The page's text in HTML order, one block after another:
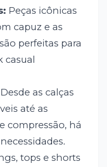
Peças icônicas
capuz e as
perfeitas para
casual
Desde as calças
até as
compressão, há
tops e shorts